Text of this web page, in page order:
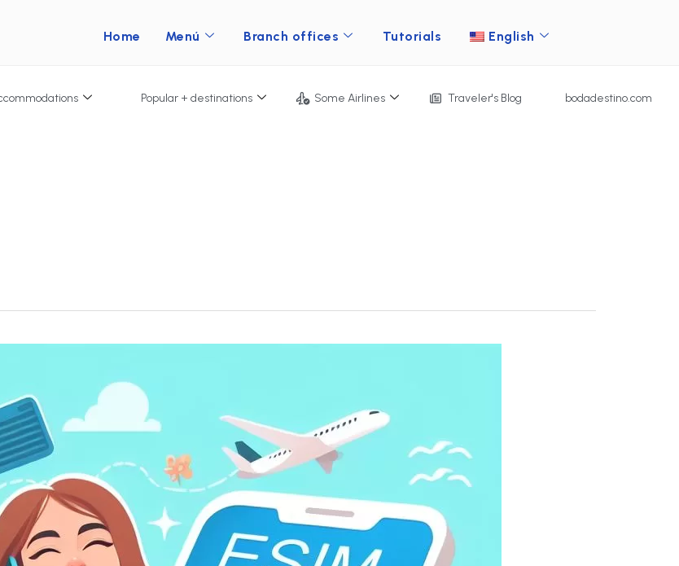
Home Menú Branch offices Tutorials English
Popular + destinations Some Airlines Traveler's Blog bodadestino.com